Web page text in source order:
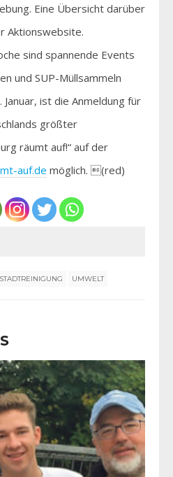
Eine Übersicht darüber
Aktionswebsite.
sind spannende Events
und SUP-Müllsammeln
ist die Anmeldung für
größter
räumt auf!“ auf der
auf.de möglich. (red)
STADTREINIGUNG UMWELT